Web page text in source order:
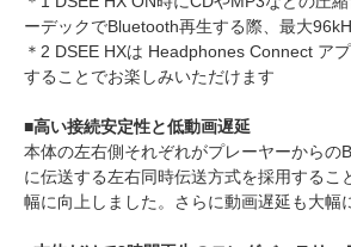
ーデックでBluetooth再生する際、最大
＊2 DSEE HXは Headphones Connect ア
することでお楽しみいただけます
■高い接続安定性と低動画遅延
本体の左右側それぞれがプレーヤーからの
に伝送する左右同時伝送方式を採用するこ
幅に向上しました。さらに動画遅延も大幅